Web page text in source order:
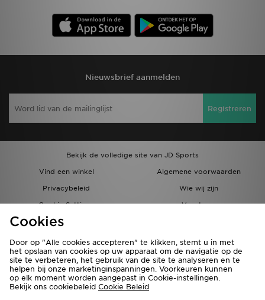
Nieuwsbrief aanmelden
Registreren
Bekijk de volledige site van JD Sports
Vind een winkel
Algemene voorwaarden
Privacybeleid
Wie wij zijn
Cookie Settings
Vacatures
Bestellingen en Levering
Cookies
Door op "Alle cookies accepteren" te klikken, stemt u in met
het opslaan van cookies op uw apparaat om de navigatie op de
site te verbeteren, het gebruik van de site te analyseren en te
helpen bij onze marketinginspanningen. Voorkeuren kunnen
op elk moment worden aangepast in Cookie-instellingen.
Bekijk ons cookiebeleid Cookie Beleid